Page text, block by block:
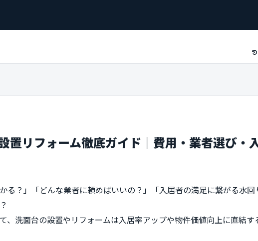
置リフォーム徹底ガイド｜費用・業者選び・
る？」「どんな業者に頼めばいいの？」「入居者の満足に繋がる水回
、洗面台の設置やリフォームは入居率アップや物件価値向上に直結す